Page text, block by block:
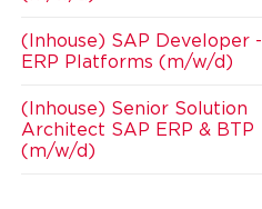
(Inhouse) SAP Developer -
ERP Platforms (m/w/d)
(Inhouse) Senior Solution
Architect SAP ERP & BTP
(m/w/d)